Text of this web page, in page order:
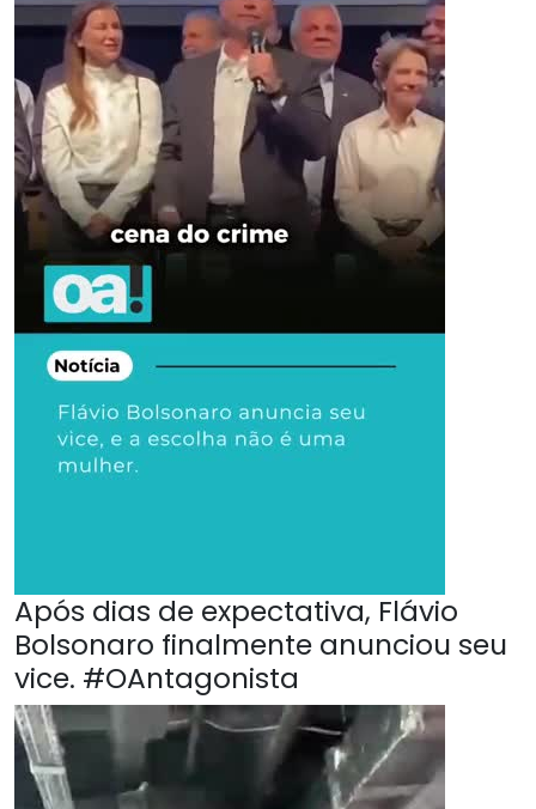
Após dias de expectativa, Flávio
Bolsonaro finalmente anunciou seu
vice. #OAntagonista